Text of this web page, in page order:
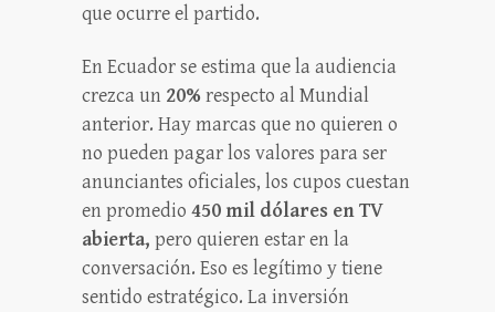
que ocurre el partido.
En Ecuador se estima que la audiencia
crezca un 20%respecto al Mundial
anterior. Hay marcas que no quieren o
no pueden pagar los valores para ser
anunciantes oficiales, los cupos cuestan
en promedio 450 mil dólares en TV
abierta, pero quieren estar en la
conversación. Eso es legítimo y tiene
sentido estratégico. La inversión